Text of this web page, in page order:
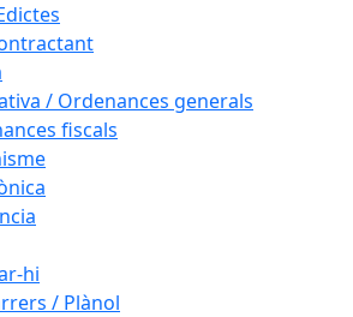
/ Ordenances generals
fiscals
hi
/ Plànol